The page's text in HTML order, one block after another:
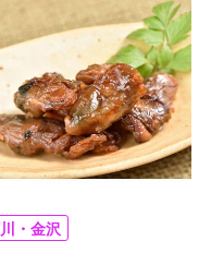
・金沢